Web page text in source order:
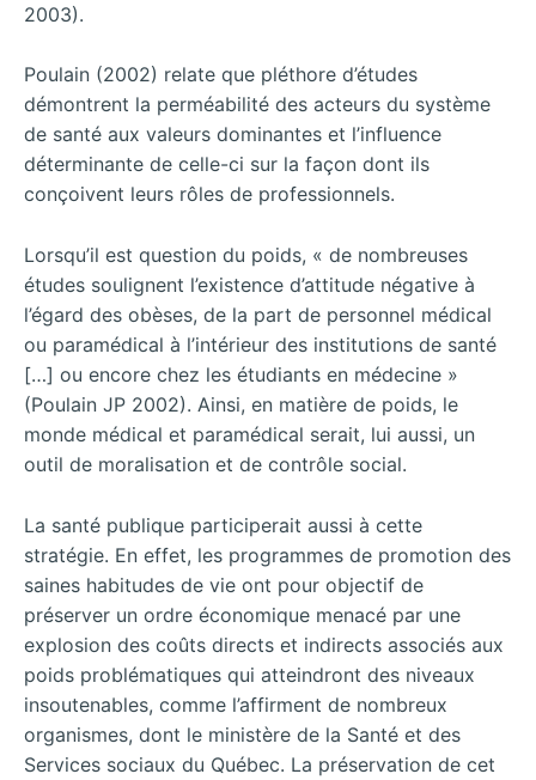
2003).
Poulain (2002) relate que pléthore d’études
démontrent la perméabilité des acteurs du système
de santé aux valeurs dominantes et l’influence
déterminante de celle-ci sur la façon dont ils
conçoivent leurs rôles de professionnels.
Lorsqu’il est question du poids, « de nombreuses
études soulignent l’existence d’attitude négative à
l’égard des obèses, de la part de personnel médical
ou paramédical à l’intérieur des institutions de santé
[…] ou encore chez les étudiants en médecine »
(Poulain JP 2002). Ainsi, en matière de poids, le
monde médical et paramédical serait, lui aussi, un
outil de moralisation et de contrôle social.
La santé publique participerait aussi à cette
stratégie. En effet, les programmes de promotion des
saines habitudes de vie ont pour objectif de
préserver un ordre économique menacé par une
explosion des coûts directs et indirects associés aux
poids problématiques qui atteindront des niveaux
insoutenables, comme l’affirment de nombreux
organismes, dont le ministère de la Santé et des
Services sociaux du Québec. La préservation de cet